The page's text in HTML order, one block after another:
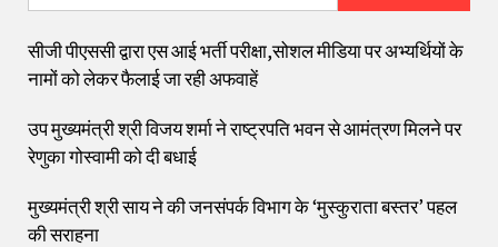
सीजी पीएससी द्वारा एस आई भर्ती परीक्षा,सोशल मीडिया पर अभ्यर्थियों के
नामों को लेकर फैलाई जा रही अफवाहें
उप मुख्यमंत्री श्री विजय शर्मा ने राष्ट्रपति भवन से आमंत्रण मिलने पर
रेणुका गोस्वामी को दी बधाई
मुख्यमंत्री श्री साय ने की जनसंपर्क विभाग के ‘मुस्कुराता बस्तर’ पहल
की सराहना